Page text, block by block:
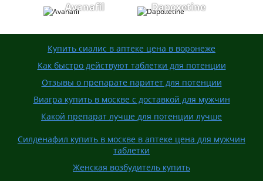
Avanafil
Dapoxetine
Купить сиалис в аптеке цена в воронеже
Как быстро действуют таблетки для потенции
Отзывы о препарате паритет для потенции
Виагра купить в москве с доставкой для мужчин
Какой препарат лучше для потенции лучше
Силденафил купить в москве в аптеке цена для мужчин
таблетки
Женская возбудитель купить